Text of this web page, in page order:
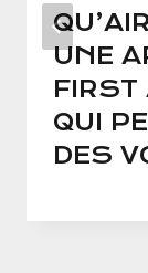
UNE
FIRST
QUI
DES